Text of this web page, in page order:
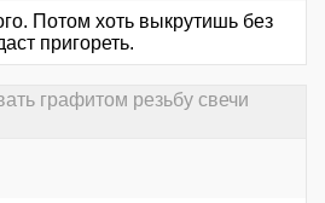
Потом хоть выкрутишь без
пригореть.
графитом резьбу свечи